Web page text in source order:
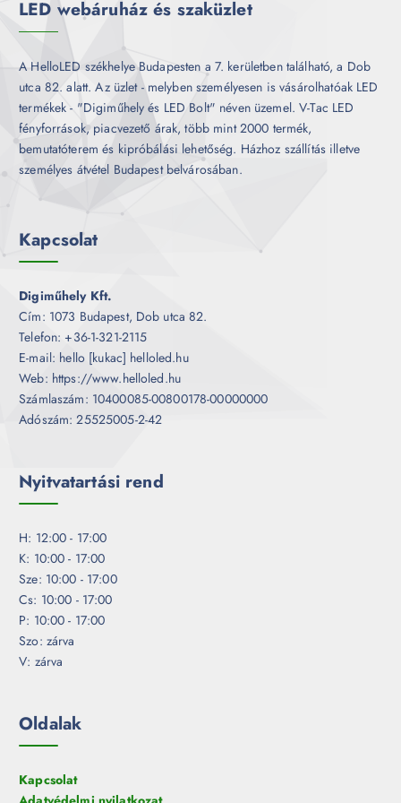
LED webáruház és szaküzlet
A HelloLED székhelye Budapesten a 7. kerületben található, a Dob
utca 82. alatt. Az üzlet - melyben személyesen is vásárolhatóak LED
termékek - "Digiműhely és LED Bolt" néven üzemel. V-Tac LED
fényforrások, piacvezető árak, több mint 2000 termék,
bemutatóterem és kipróbálási lehetőség. Házhoz szállítás illetve
személyes átvétel Budapest belvárosában.
Kapcsolat
Digiműhely Kft.
Cím: 1073 Budapest, Dob utca 82.
Telefon: +36-1-321-2115
E-mail: hello [kukac] helloled.hu
Web: https://www.helloled.hu
Számlaszám: 10400085-00800178-00000000
Adószám: 25525005-2-42
Nyitvatartási rend
H: 12:00 - 17:00
K: 10:00 - 17:00
Sze: 10:00 - 17:00
Cs: 10:00 - 17:00
P: 10:00 - 17:00
Szo: zárva
V: zárva
Oldalak
Kapcsolat